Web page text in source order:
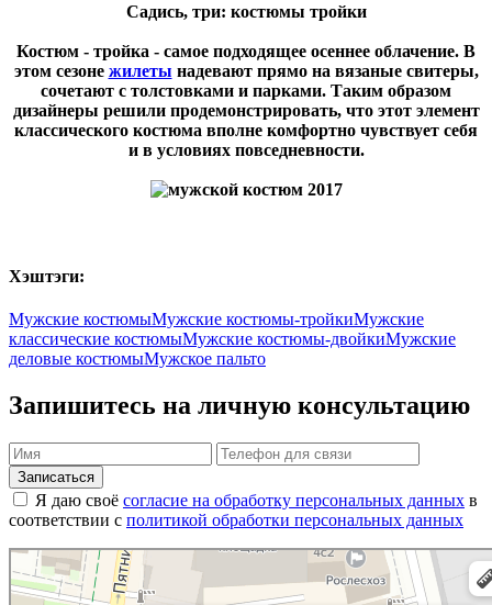
Садись, три: костюмы тройки
Костюм - тройка - самое подходящее осеннее облачение. В
этом сезоне жилеты надевают прямо на вязаные свитеры,
сочетают с толстовками и парками. Таким образом
дизайнеры решили продемонстрировать, что этот элемент
классического костюма вполне комфортно чувствует себя
и в условиях повседневности.
Хэштэги:
Мужские костюмыМужские костюмы-тройкиМужские
классические костюмыМужские костюмы-двойкиМужские
деловые костюмыМужское пальто
Запишитесь на личную консультацию
Я даю своё согласие на обработку персональных данных в
соответствии с политикой обработки персональных данных